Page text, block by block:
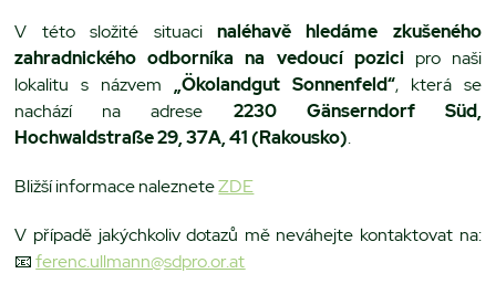
V této složité situaci naléhavě hledáme zkušeného
zahradnického odborníka na vedoucí pozicipro naši
lokalitu s názvem „Ökolandgut Sonnenfeld“, která se
nachází na adrese 2230 Gänserndorf Süd,
Hochwaldstraße 29, 37A, 41 (Rakousko).
Bližší informace nalezneteZDE
V případě jakýchkoliv dotazů mě neváhejte kontaktovat na:
📧ferenc.ullmann@sdpro.or.at